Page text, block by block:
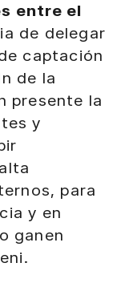
entre el
de delegar
captación
de la
presente la
y
para
y en
ganen